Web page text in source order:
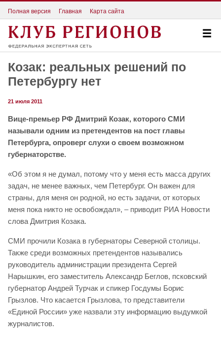
Полная версия Главная Карта сайта
Козак: реальных решений по
Петербургу нет
21 июля 2011
Вице-премьер РФ Дмитрий Козак, которого СМИ
называли одним из претендентов на пост главы
Петербурга, опроверг слухи о своем возможном
губернаторстве.
«Об этом я не думал, потому что у меня есть масса других
задач, не менее важных, чем Петербург. Он важен для
страны, для меня он родной, но есть задачи, от которых
меня пока никто не освобождал», – приводит РИА Новости
слова Дмитрия Козака.
СМИ прочили Козака в губернаторы Северной столицы.
Также среди возможных претендентов назывались
руководитель администрации президента Сергей
Нарышкин, его заместитель Александр Беглов, псковский
губернатор Андрей Турчак и спикер Госдумы Борис
Грызлов. Что касается Грызлова, то представители
«Единой России» уже назвали эту информацию выдумкой
журналистов.